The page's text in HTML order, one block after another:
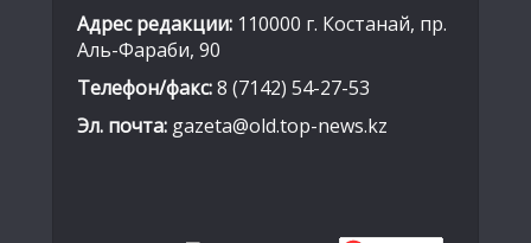
Адрес редакции: 110000 г. Костанай, пр.
Аль-Фараби, 90
Телефон/факс:8 (7142) 54-27-53
Эл. почта: gazeta@old.top-news.kz